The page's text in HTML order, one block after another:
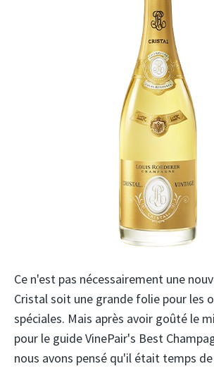
Ce n'est pas nécessairement une
Cristal soit une grande folie pour les
spéciales. Mais après avoir goûté le
pour le guide VinePair's Best
nous avons pensé qu'il était temps